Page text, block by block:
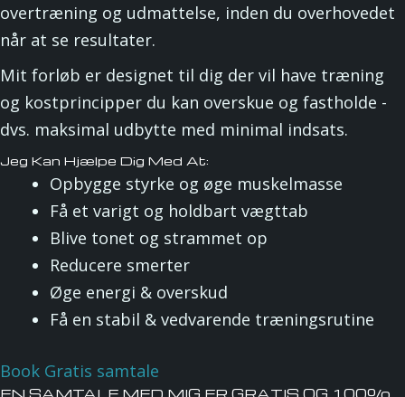
overtræning og udmattelse, inden du overhovedet
når at se resultater.
Mit forløb er designet til dig der vil have træning
og kostprincipper du kan overskue og fastholde -
dvs. maksimal udbytte med minimal indsats.
Jeg Kan Hjælpe Dig Med At:
Opbygge styrke og øge muskelmasse
Få et varigt og holdbart vægttab
Blive tonet og strammet op
Reducere smerter
Øge energi & overskud
Få en stabil & vedvarende træningsrutine
Book Gratis samtale